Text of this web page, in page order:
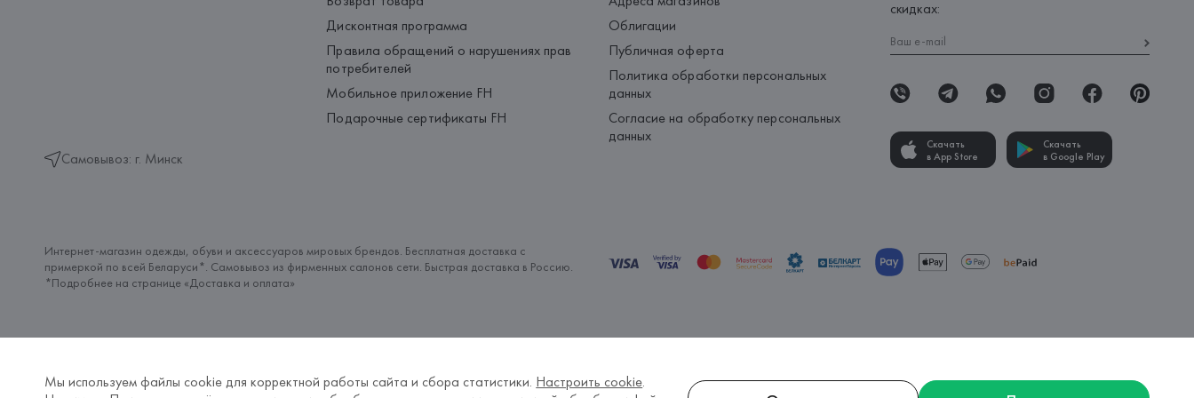
Самовывоз: г. Минск
Дисконтная программа
Правила обращений о нарушениях прав
потребителей
Мобильное приложение FH
Подарочные сертификаты FH
Облигации
Публичная оферта
Политика обработки персональных
данных
Согласие на обработку персональных
данных
скидках:
Скачать
в App Store
Скачать
в Google Play
Интернет-магазин одежды, обуви и аксессуаров мировых брендов. Бесплатная доставка с
примеркой по всей Беларуси*. Самовывоз из фирменных салонов сети. Быстрая доставка в Россию.
*Подробнее на странице «Доставка и оплата»
Мы используем файлы cookie для корректной работы сайта и сбора статистики. Настроить cookie.